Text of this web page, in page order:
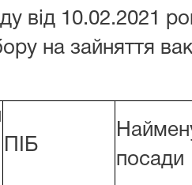
від 10.02.2021
на зайняття
ПІБ
посади